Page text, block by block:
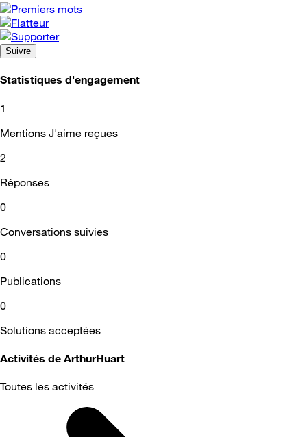
Suivre
Statistiques d'engagement
1
Mentions J'aime reçues
2
Réponses
0
Conversations suivies
0
Publications
0
Solutions acceptées
Activités de ArthurHuart
Toutes les activités